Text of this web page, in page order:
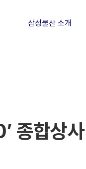
삼성물산 소개
종합상